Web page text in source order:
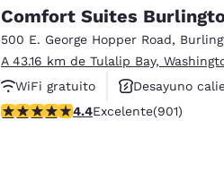
Comfort Suites
500 E. George Hopper Road,
A 43.16 km de Tulalip Bay,
WiFi gratuito
Desayuno
Se aceptan mascotas
calificación de 4.4 estrellas.
4.4Excelente(901)